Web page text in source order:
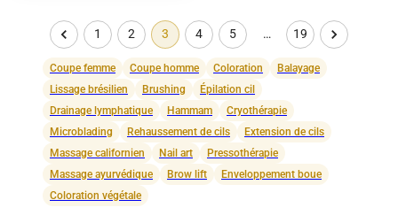
1 2 3 4 5 … 19
Coupe femme Coupe homme Coloration
Balayage
Lissage brésilien
Brushing
Épilation cil
Drainage lymphatique
Hammam
Cryothérapie
Microblading
Rehaussement de cils
Extension de cils
Massage californien
Nail art
Pressothérapie
Massage ayurvédique
Brow lift
Enveloppement boue
Coloration végétale